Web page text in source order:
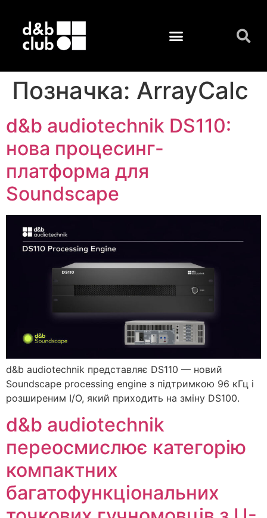
Позначка: ArrayCalc
d&b audiotechnik DS110:
нова процесинг-
платформа для
Soundscape
d&b audiotechnik представляє DS110 — новий
Soundscape processing engine з підтримкою 96 кГц і
розширеним I/O, який приходить на зміну DS100.
d&b audiotechnik
переосмислює категорію
компактних
багатофункціональних